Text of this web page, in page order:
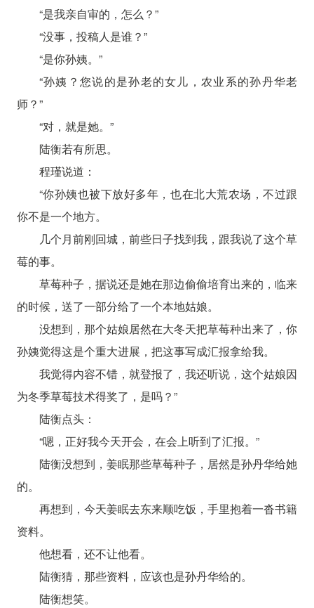
“是我亲自审的，怎么？”
“没事，投稿人是谁？”
“是你孙姨。”
“孙姨？您说的是孙老的女儿，农业系的孙丹华老
师？”
“对，就是她。”
陆衡若有所思。
程瑾说道：
“你孙姨也被下放好多年，也在北大荒农场，不过跟
你不是一个地方。
几个月前刚回城，前些日子找到我，跟我说了这个草
莓的事。
草莓种子，据说还是她在那边偷偷培育出来的，临来
的时候，送了一部分给了一个本地姑娘。
没想到，那个姑娘居然在大冬天把草莓种出来了，你
孙姨觉得这是个重大进展，把这事写成汇报拿给我。
我觉得内容不错，就登报了，我还听说，这个姑娘因
为冬季草莓技术得奖了，是吗？”
陆衡点头：
“嗯，正好我今天开会，在会上听到了汇报。”
陆衡没想到，姜眠那些草莓种子，居然是孙丹华给她
的。
再想到，今天姜眠去东来顺吃饭，手里抱着一沓书籍
资料。
他想看，还不让他看。
陆衡猜，那些资料，应该也是孙丹华给的。
陆衡想笑。